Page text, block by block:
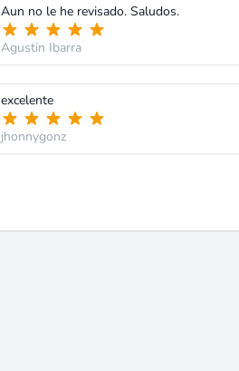
Aun no le he revisado. Saludos.
Agustin Ibarra
excelente
jhonnygonz